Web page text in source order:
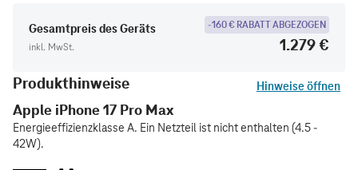
Gesamtpreis des Geräts
inkl. MwSt.
-160 € RABATT ABGEZOGEN
1.279 €
Produkthinweise
Hinweise öffnen
Apple iPhone 17 Pro Max
Energieeffizienzklasse A. Ein Netzteil ist nicht enthalten (4.5 -
42W).